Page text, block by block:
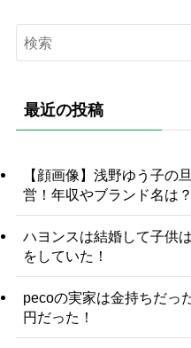
最近の投稿
【顔画像】浅野ゆう子の
営！年収やブランド名は？
ハヨンスは結婚して子供
をしていた！
pecoの実家は金持ちだっ
円だった！